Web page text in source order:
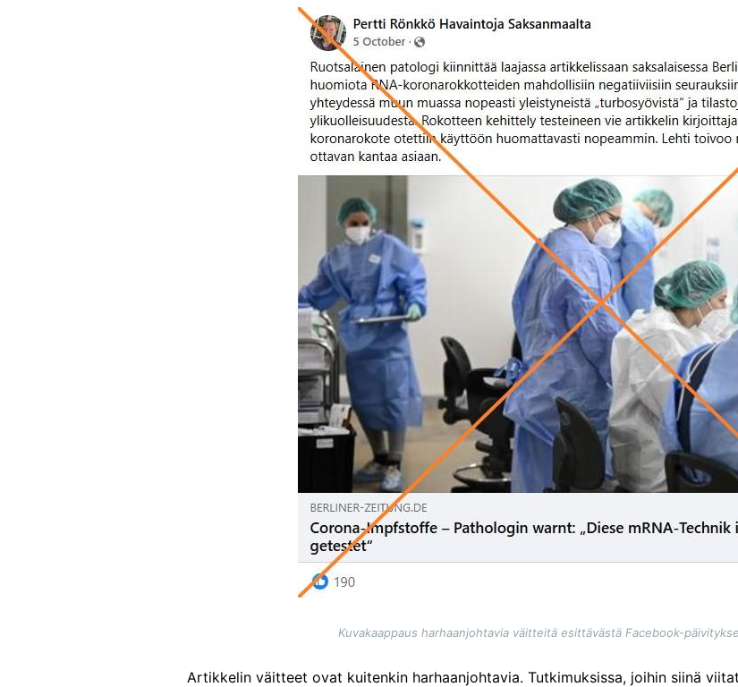
Kuvakaappaus harhaanjohtavia väitteitä esittävästä Facebook-
Artikkelin väitteet ovat kuitenkin harhaanjohtavia. Tutkimuksissa, joihin siinä